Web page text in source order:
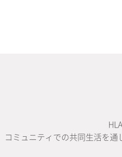
コミュニティでの共同生活を